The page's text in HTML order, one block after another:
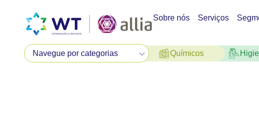
Sobre nós Serviços
Químicos